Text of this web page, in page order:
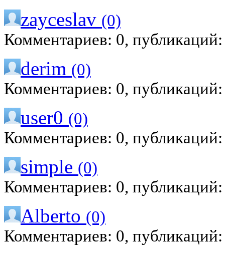
zayceslav (0)
Комментариев: 0,
derim (0)
Комментариев: 0,
user0 (0)
Комментариев: 0,
simple (0)
Комментариев: 0,
Alberto (0)
Комментариев: 0,